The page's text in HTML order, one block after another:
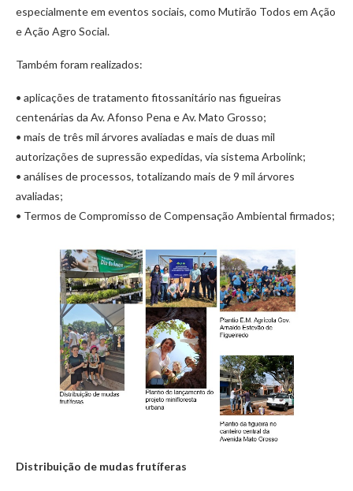
especialmente em eventos sociais, como Mutirão Todos em Ação
e Ação Agro Social.
Também foram realizados:
• aplicações de tratamento fitossanitário nas figueiras
centenárias da Av. Afonso Pena e Av. Mato Grosso;
• mais de três mil árvores avaliadas e mais de duas mil
autorizações de supressão expedidas, via sistema Arbolink;
• análises de processos, totalizando mais de 9 mil árvores
avaliadas;
• Termos de Compromisso de Compensação Ambiental firmados;
Distribuição de mudas frutíferas